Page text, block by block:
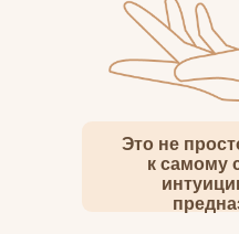
Это не
к самому